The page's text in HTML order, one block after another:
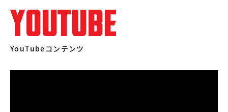
YOUTUBE
YouTubeコンテンツ